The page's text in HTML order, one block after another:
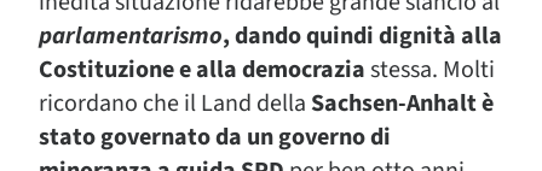
parlamentarismo, dando quindi dignità alla
Costituzione e alla democraziastessa. Molti
ricordano che il Land della Sachsen-Anhalt è
stato governato da un governo di